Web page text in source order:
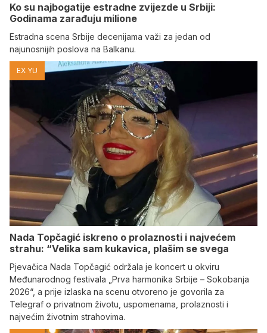
Ko su najbogatije estradne zvijezde u Srbiji:
Godinama zarađuju milione
Estradna scena Srbije decenijama važi za jedan od
najunosnijih poslova na Balkanu.
EX YU
Nada Topčagić iskreno o prolaznosti i najvećem
strahu: “Velika sam kukavica, plašim se svega
​Pjevačica Nada Topčagić održala je koncert u okviru
Međunarodnog festivala „Prva harmonika Srbije – Sokobanja
2026“, a prije izlaska na scenu otvoreno je govorila za
Telegraf o privatnom životu, uspomenama, prolaznosti i
najvećim životnim strahovima.